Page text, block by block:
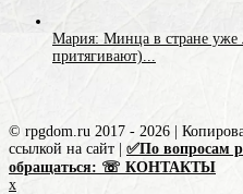
Мария: Минца в стране уже
притягивают)...
© rpgdom.ru 2017 - 2026 |
ссылкой на сайт | ✅По вопросам
обращаться: ☏ КОНТАКТЫ
x